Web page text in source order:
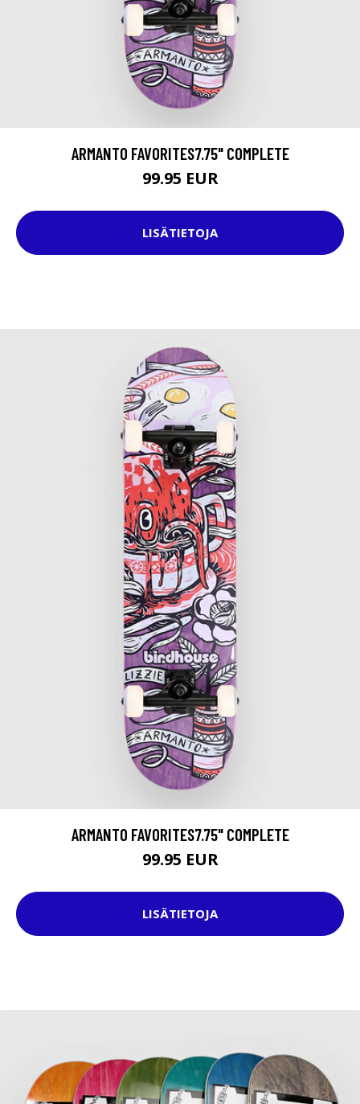
ARMANTO FAVORITES7.75" COMPLETE
99.95 EUR
LISÄTIETOJA
ARMANTO FAVORITES7.75" COMPLETE
99.95 EUR
LISÄTIETOJA